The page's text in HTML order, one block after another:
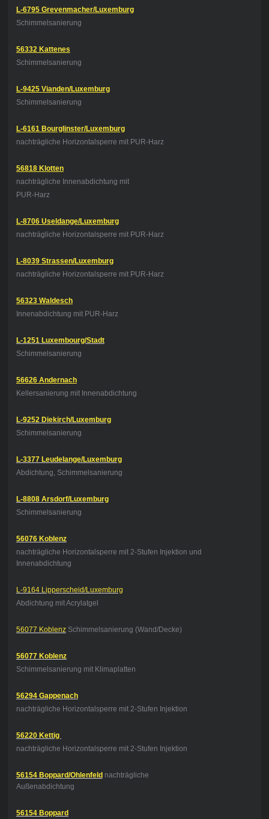
L-6795 Grevenmacher/Luxemburg
Schimmelsanierung
56332 Kattenes
Schimmelsanierung
L-9425 Vianden/Luxemburg
Schimmelsanierung
L-6161 Bourglinster/Luxemburg
nachträgliche Horizontalsperre mit PUR-Harz
56818 Klotten
nachträgliche Innenabdichtung mit
PUR-Harz
L-8706 Useldange/Luxemburg
nachträgliche Horizontalsperre mit PUR-Harz
L-8039 Strassen/Luxemburg
nachträgliche Horizontalsperre mit PUR-Harz
56323 Waldesch
Innenabdichtung mit PUR-Harz
L-1251 Luxembourg/Stadt
Schimmelsanierung
56626 Andernach
Kellersanierung mit Innenabdichtung
L-9252 Diekirch/Luxemburg
Schimmelsanierung
L-3377 Leudelange/Luxemburg
Abdichtung, Schimmelsanierung
L-8808 Arsdorf/Luxemburg
Schimmelsanierung
56076 Koblenz
nachträgliche Horizontalsperre mit 2-Stufen Injektion und
Innenabdichtung
L-9164 Lipperscheid/Luxemburg
Abdichtung mit Acrylatgel
56077 KoblenzSchimmelsanierung (Wand/Decke)
56077 Koblenz
Schimmelsanierung mit Klimaplatten
56294 Gappenach
nachträgliche Horizontalsperre mit 2-Stufen Injektion
56220 Kettig
nachträgliche Horizontalsperre mit 2-Stufen Injektion
56154 Boppard/Ohlenfeld nachträgliche
Außenabdichtung
56154 Boppard